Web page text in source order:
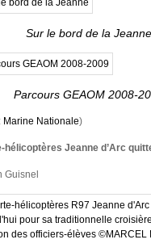
Sur le bord de la Jeanne
Parcours GEAOM 2008-
Marine Nationale)
hélicoptères Jeanne d’Arc
Guisnel